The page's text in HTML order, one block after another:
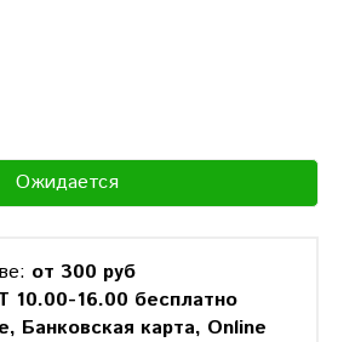
Ожидается
от 300 руб
10.00-16.00 бесплатно
Банковская карта, Online